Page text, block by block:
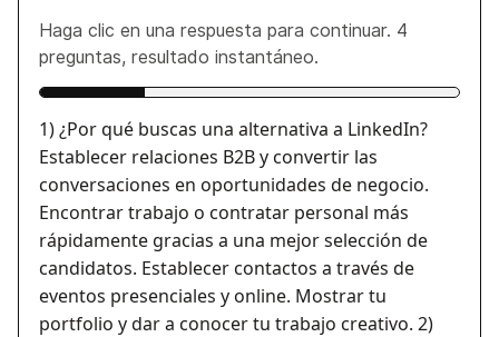
Haga clic en una respuesta para continuar. 4
preguntas, resultado instantáneo.
1) ¿Por qué buscas una alternativa a LinkedIn?
Establecer relaciones B2B y convertir las
conversaciones en oportunidades de negocio.
Encontrar trabajo o contratar personal más
rápidamente gracias a una mejor selección de
candidatos. Establecer contactos a través de
eventos presenciales y online. Mostrar tu
portfolio y dar a conocer tu trabajo creativo. 2)